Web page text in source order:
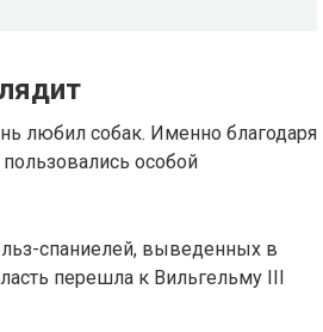
любил собак. Именно благодаря
особой
спаниелей, выведенных в
перешла к Вильгельму III